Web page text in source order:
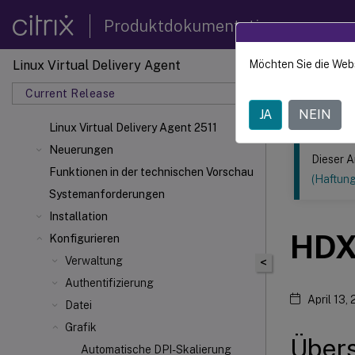
Produktdokumentation
Linux Virtual Delivery Agent
Current Release
Linux Virtual Delivery Agent 2511
Neuerungen
Funktionen in der technischen Vorschau
Systemanforderungen
Installation
Konfigurieren
Verwaltung
Authentifizierung
Datei
Grafik
Automatische DPI-Skalierung
Dieser Inhalt
Linux
<
Dieser
April 13,
Möchten Sie die
JA NEIN